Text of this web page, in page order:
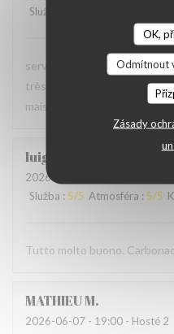
OK,
Odmítnout
Zásady
Služba
serveur très agréable, les
très bons. Mention spéciale
maison !
luigi
2026-06-07
Služba : 5/5 Atmosféra : 5/5
Tutto molto buono.
MATHIEUM
2026-06-07 - 19:00 - Hosté 2